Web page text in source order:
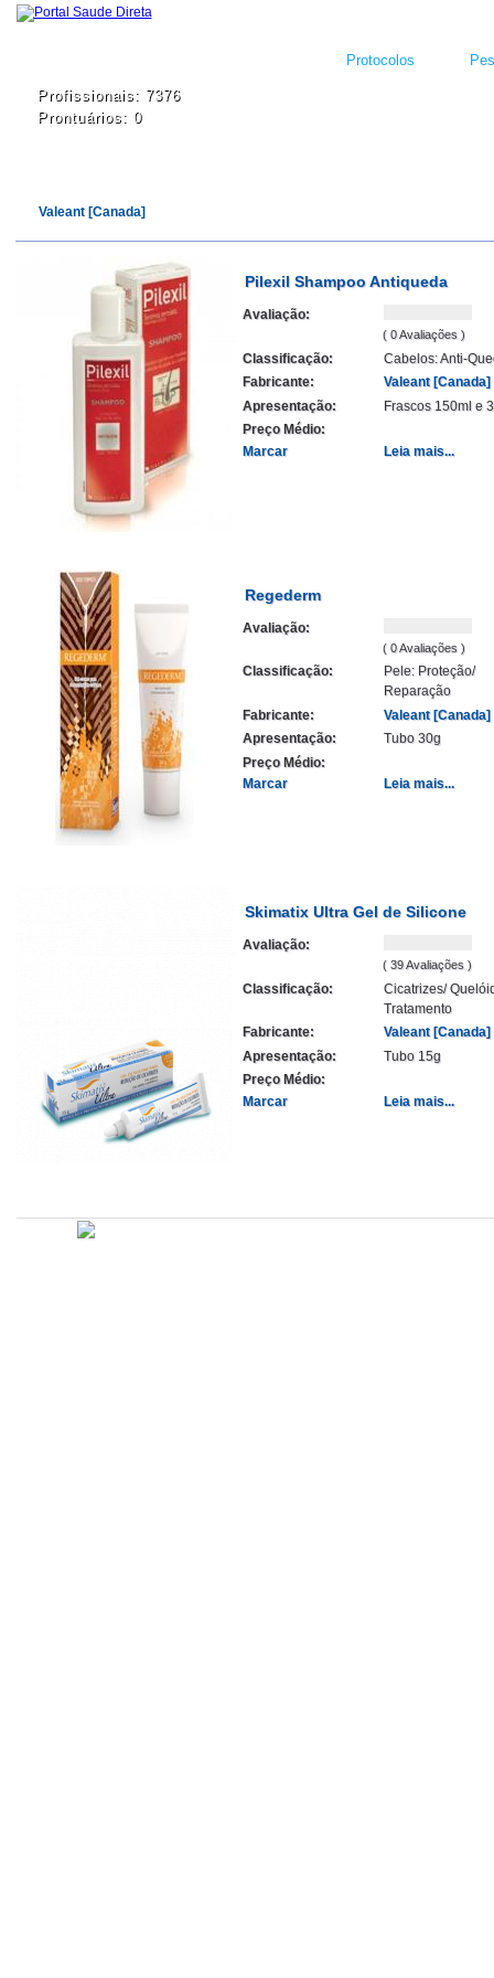
Protocolos
Profissionais: 7376
Prontuários: 0
Valeant [Canada]
Pilexil Shampoo Antiqueda
Avaliação:
( 0 Avaliações )
Classificação:
Cabelos: Anti-
Fabricante:
Valeant [Canada]
Apresentação:
Frascos 150ml e
Preço Médio:
Marcar
Leia mais...
Regederm
Avaliação:
( 0 Avaliações )
Classificação:
Pele: Proteção/
Reparação
Fabricante:
Valeant [Canada]
Apresentação:
Tubo 30g
Preço Médio:
Marcar
Leia mais...
Skimatix Ultra Gel de Silicone
Avaliação:
( 39 Avaliações )
Classificação:
Cicatrizes/
Tratamento
Fabricante:
Valeant [Canada]
Apresentação:
Tubo 15g
Preço Médio:
Marcar
Leia mais...